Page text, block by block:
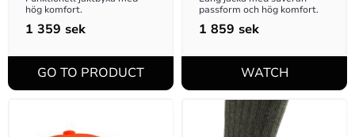
hög komfort.
1 359 sek
passform och hög komfort.
1 859 sek